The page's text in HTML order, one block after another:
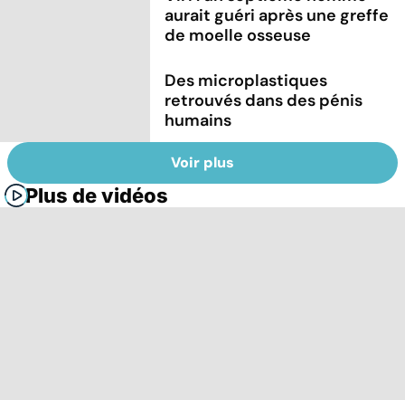
aurait guéri après une greffe
de moelle osseuse
Des microplastiques
retrouvés dans des pénis
humains
Voir plus
Plus de vidéos